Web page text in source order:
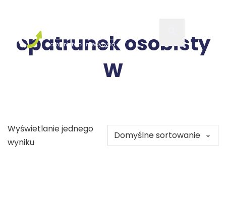
opatrunek osobisty
W
Wyświetlanie jednego
wyniku